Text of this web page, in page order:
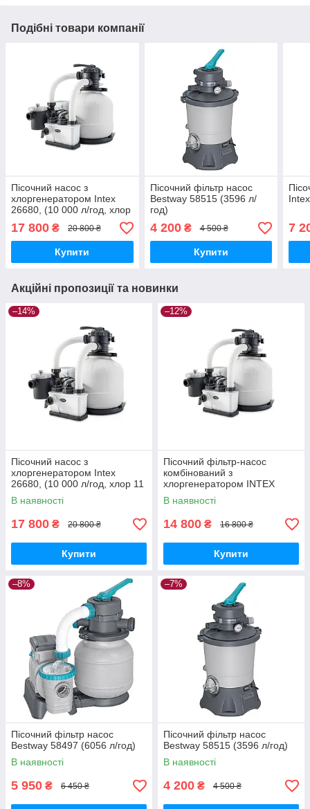
Подібні товари компанії
Пісочний насос з
хлоргенератором Intex
26680, (10 000 л/год, хлор
11 г/год)
17 800 ₴ 20 800 ₴
Купити
Пісочний фільтр насос
Bestway 58515 (3596 л/
год)
4 200₴ 4 500 ₴
Купити
7
Акційні пропозиції та новинки
–14%
Пісочний насос з
хлоргенератором Intex
26680, (10 000 л/год, хлор 11
г/год)
В наявності
17 800 ₴ 20 800 ₴
Купити
–12%
Пісочний фільтр-насос
комбінований з
хлоргенератором INTEX
26676 (6 тис. л/год; 7 гр)
В наявності
14 800 ₴ 16 800 ₴
Купити
–8%
Пісочний фільтр насос
Bestway 58497 (6056 л/год)
В наявності
5 950 ₴ 6 450 ₴
–7%
Пісочний фільтр насос
Bestway 58515 (3596 л/год)
В наявності
4 200 ₴ 4 500 ₴